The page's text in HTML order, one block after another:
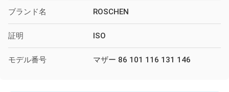
ブランド名 ROSCHEN
証明 ISO
モデル番号 マザー 86 101 116 131 146